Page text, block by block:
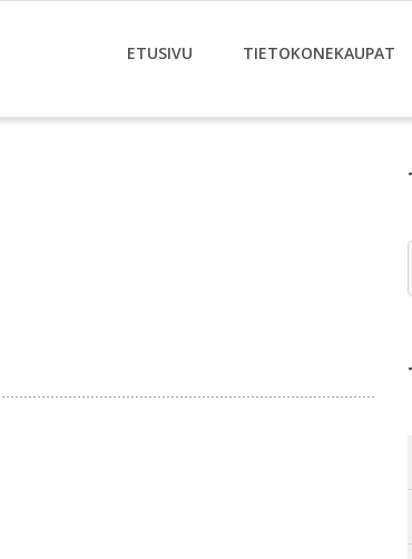
ETUSIVU TIETOKONEKAUPAT